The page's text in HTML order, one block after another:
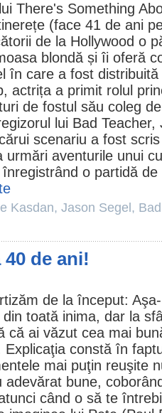
There's Something
(face 41 de ani
de la Hollywood o
blondă și îi oferă
în care a fost
actrița a primit rolul
de fostul său coleg
lui Bad Teacher,
scenariu a fost
urmări aventurile unui
o partidă
Kasdan, Jason Segel ,
de ani!
de la început:
din toată inima, dar la
că ai văzut cea mai
Explicaţia constă în
mai puţin reuşite
bune,
când o să te